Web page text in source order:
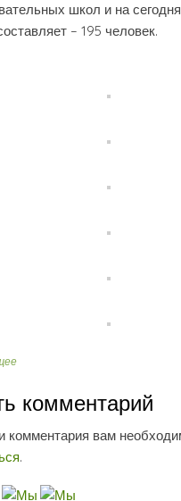
школ и на
– 195 человек.
комментарий
комментария вам
.